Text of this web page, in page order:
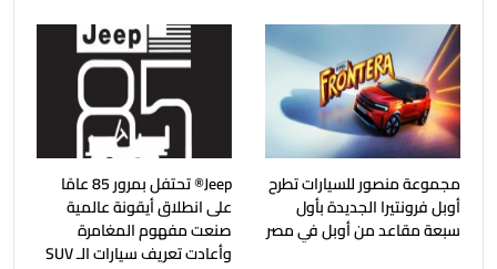
مجموعة منصور للسيارات تطرح
أوبل فرونتيرا الجديدة بأول
سبعة مقاعد من أوبل في مصر
Jeep®️ تحتفل بمرور 85 عامًا
على انطلاق أيقونة عالمية
صنعت مفهوم المغامرة
وأعادت تعريف سيارات الـ SUV